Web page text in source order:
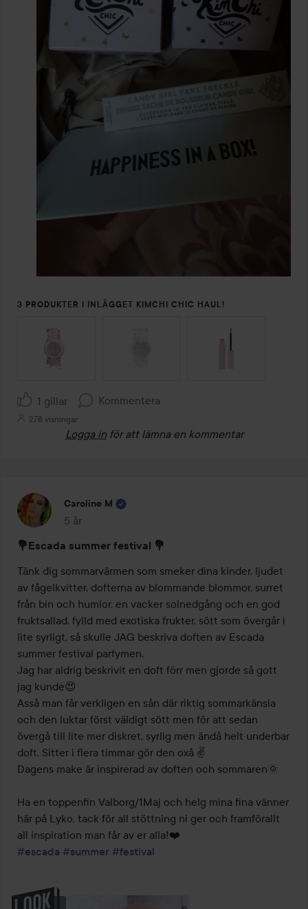
3 PRODUKTER I INLÄGGET KIMCHI CHIC HAUL!
HOPPA ÖVER SEKTIONEN
1 gillar Kommentera
278 visningar
Logga in för att lämna en kommentar
Caroline M
5 år
Inlägget skapades 5 år
💐Escada summer festival 💐
Tänk dig sommarvärmen som smeker dina kinder, ljudet
av fågelkvitter, dofterna av blommande blommor, surret
från bin och humlor, en vacker solnedgång och en god
fruktsallad, fylld med exotiska frukter, sött som övergår i
lite syrligt, så skulle JAG beskriva doften av Escada
summer festival parfymen.
Jag har aldrig beskrivit en doft förr men gjorde så gott
jag kunde😍
Asså man får verkligen en sån där riktig sommarkänsla
och den luktar först väldigt sött men för att sedan
övergå till lite mer diskret, syrlig men ändå helt underbar
doft. Sitter i flera timmar gör den oxå ✌️
Dagens make är inspirerad av doften och sommaren🌞
Ha en toppenfin Valborg/1Maj och helg mina fina vänner
här på Lyko, tack för all stöttning ni ger och framförallt
#escada #summer #festival